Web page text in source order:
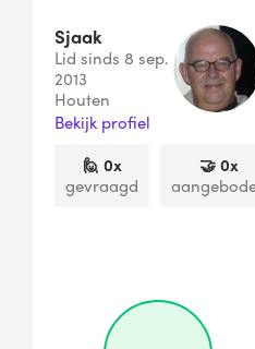
Sjaak
Lid sinds 8 sep.
2013
Houten
Bekijk profiel
🙋 0x
gevraagd
🤝0x